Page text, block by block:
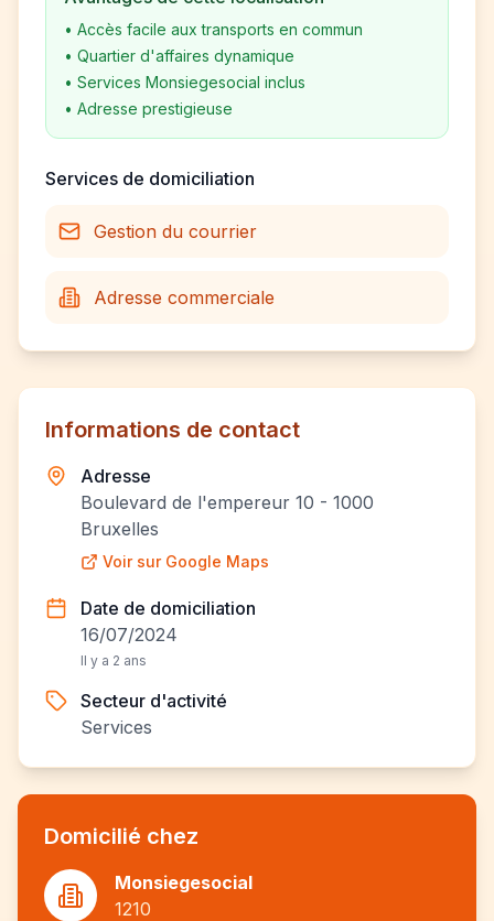
• Accès facile aux transports en commun
• Quartier d'affaires dynamique
• Services Monsiegesocial inclus
• Adresse prestigieuse
Services de domiciliation
Gestion du courrier
Adresse commerciale
Informations de contact
Adresse
Boulevard de l'empereur 10 - 1000
Bruxelles
Voir sur Google Maps
Date de domiciliation
16/07/2024
Il y a 2 ans
Secteur d'activité
Services
Domicilié chez
Monsiegesocial
1210